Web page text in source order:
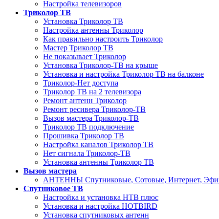
Настройка телевизоров
Триколор ТВ
Установка Триколор ТВ
Настройка антенны Триколор
Как правильно настроить Триколор
Мастер Триколор ТВ
Не показывает Триколор
Установка Триколор-ТВ на крыше
Установка и настройка Триколор ТВ на балконе
Триколор-Нет доступа
Триколор ТВ на 2 телевизора
Ремонт антенн Триколор
Ремонт ресивера Триколор-ТВ
Вызов мастера Триколор-ТВ
Триколор ТВ подключение
Прошивка Триколор ТВ
Настройка каналов Триколор ТВ
Нет сигнала Триколор-ТВ
Установка антенны Триколор ТВ
Вызов мастера
АНТЕННЫ Спутниковые, Сотовые, Интернет,
Спутниковое ТВ
Настройка и установка НТВ плюс
Установка и настройка HOTBIRD
Установка спутниковых антенн